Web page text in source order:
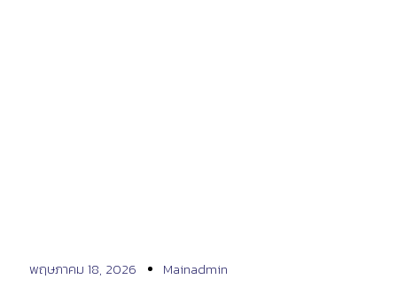
พฤษภาคม 18, 2026 Mainadmin